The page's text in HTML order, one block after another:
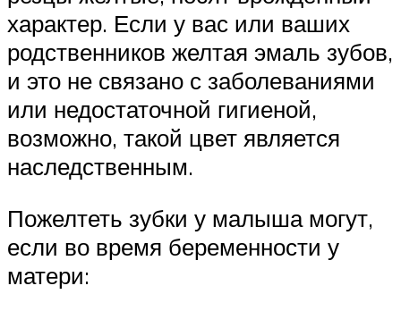
характер. Если у вас или ваших
родственников желтая эмаль зубов,
и это не связано с заболеваниями
или недостаточной гигиеной,
возможно, такой цвет является
наследственным.
Пожелтеть зубки у малыша могут,
если во время беременности у
матери: